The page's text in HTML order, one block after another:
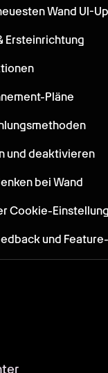
Wand UI-
Ersteinrichtung
Pläne
und deaktivieren
bei Wand
Cookie-
und